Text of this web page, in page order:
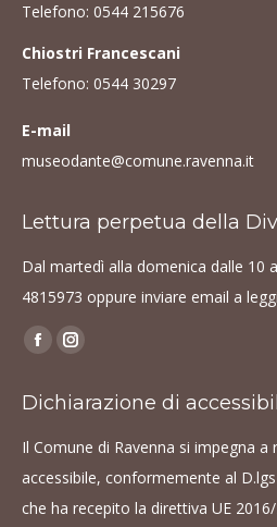
Telefono: 0544 215676
Chiostri Francescani
Telefono: 0544 30297
E-mail
museodante@comune.ravenna.it
Lettura perpetua della
Dal martedì alla domenica dalle 10
4815973 oppure inviare email a
Find us on:
Facebook
opens
Instagram
opens
Dichiarazione di
Il Comune di Ravenna si impegna
accessibile, conformemente al
che ha recepito la direttiva UE